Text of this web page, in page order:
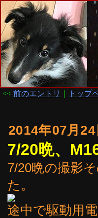
<< 前のエントリ トップ
2014年07月24
7/20晩、
7/20晩の撮影
た。
途中で駆動用